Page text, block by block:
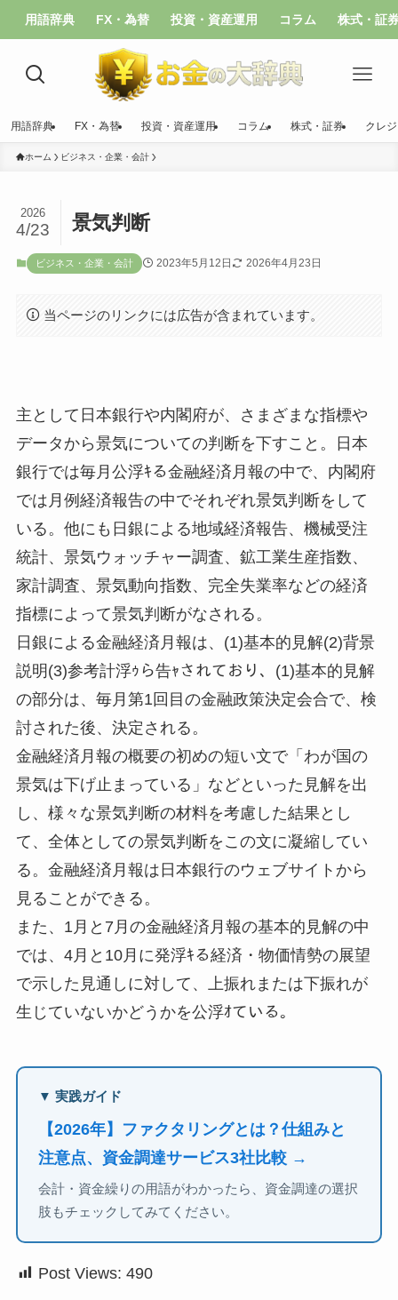
用語辞典 FX・為替 投資・資産運用 コラム 株式・証
用語辞典 FX・為替 投資・資産運用 コラム 株式・証券 クレ
ホーム ビジネス・企業・会計
景気判断
2026
4/23
ビジネス・企業・会計 2023年5月12日 2026年4月23日
当ページのリンクには広告が含まれています。
主として日本銀行や内閣府が、さまざまな指標や
データから景気についての判断を下すこと。日本
銀行では毎月公浮ｷる金融経済月報の中で、内閣府
では月例経済報告の中でそれぞれ景気判断をして
いる。他にも日銀による地域経済報告、機械受注
統計、景気ウォッチャー調査、鉱工業生産指数、
家計調査、景気動向指数、完全失業率などの経済
指標によって景気判断がなされる。
日銀による金融経済月報は、(1)基本的見解(2)背景
説明(3)参考計浮ｩら告ｬされており、(1)基本的見解
の部分は、毎月第1回目の金融政策決定会合で、検
討された後、決定される。
金融経済月報の概要の初めの短い文で「わが国の
景気は下げ止まっている」などといった見解を出
し、様々な景気判断の材料を考慮した結果とし
て、全体としての景気判断をこの文に凝縮してい
る。金融経済月報は日本銀行のウェブサイトから
見ることができる。
また、1月と7月の金融経済月報の基本的見解の中
では、4月と10月に発浮ｷる経済・物価情勢の展望
で示した見通しに対して、上振れまたは下振れが
生じていないかどうかを公浮ｵている。
▼ 実践ガイド
【2026年】ファクタリングとは？仕組みと
注意点、資金調達サービス3社比較 →
会計・資金繰りの用語がわかったら、資金調達の選択
肢もチェックしてみてください。
Post Views: 490